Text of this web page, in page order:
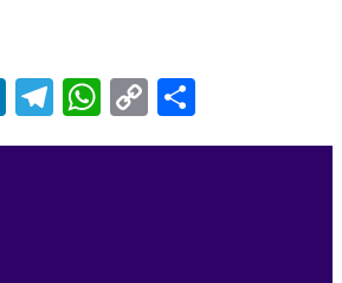
Li
n
T
el
W
h
C
o
S
h